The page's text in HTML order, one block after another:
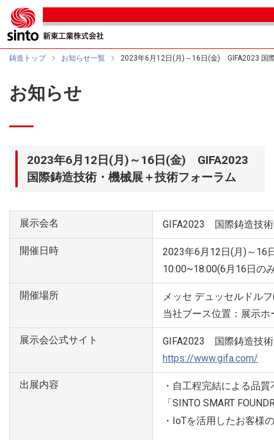
鋳造トップ お知らせ一覧 2023年6月12日(月)～16日(金) GIFA2023 国
お知らせ
2023年6月12日(月)～16日(金) GIFA2023
国際鋳造技術・機械展＋技術フォーラム
展示会名 GIFA2023 国際鋳造技
開催日時
2023年6月12日(月)～16
10:00~18:00(6月16日
開催場所
メッセ デュッセルドル
当社ブース位置：展示
展示会公式サイト
GIFA2023 国際鋳造技
https://www.gifa.com/
出展内容
・自工程完結による品
「SINTO SMART
・IoTを活用したお客様